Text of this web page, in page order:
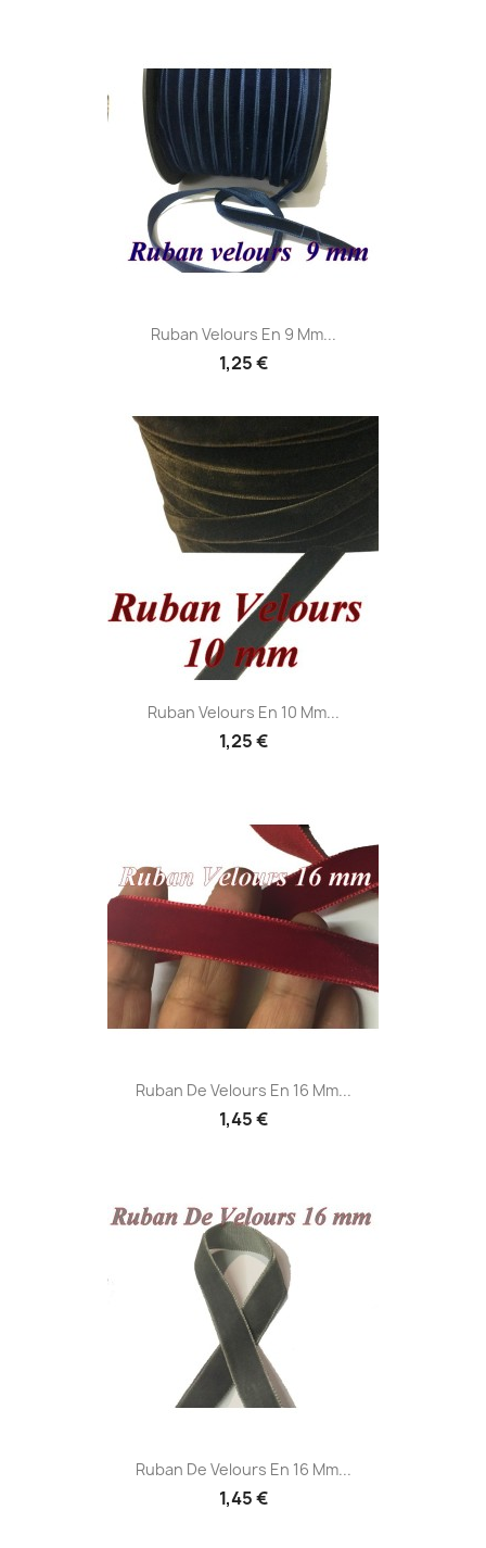
Ruban Velours En 9 Mm...
1,25 €
Ruban Velours En 10 Mm...
1,25 €
Ruban De Velours En 16 Mm...
1,45 €
Ruban De Velours En 16 Mm...
1,45 €